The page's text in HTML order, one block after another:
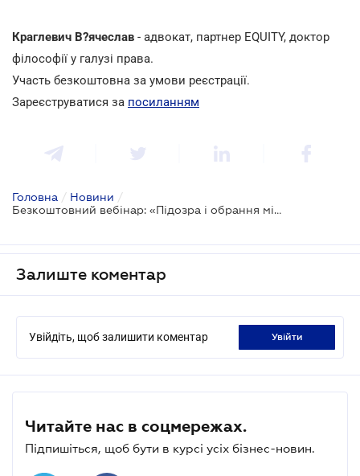
Краглевич В?ячеслав - адвокат, партнер EQUITY, доктор
філософії у галузі права.
Участь безкоштовна за умови реєстрації.
Зареєструватися за посиланням
Головна / Новини /
Безкоштовний вебінар: «Підозра і обрання міри запобіжного заходу - виклики до яких має бути готовий бізнес»
Залиште коментар
Увійдіть, щоб залишити коментар увійти
Читайте нас в соцмережах.
Підпишіться, щоб бути в курсі усіх бізнес-новин.